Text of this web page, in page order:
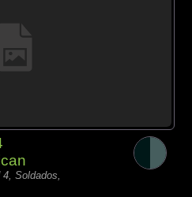
Soldados,